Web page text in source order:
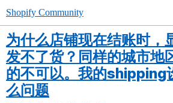
Shopify Community
为什么店铺现在结账时，
发不了货？同样的城市地
的不可以。我的shipping
么问题